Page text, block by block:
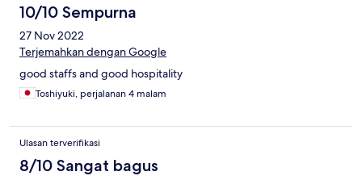
10/10 Sempurna
27 Nov 2022
Terjemahkan dengan Google
good staffs and good hospitality
Toshiyuki, perjalanan 4 malam
Ulasan terverifikasi
8/10 Sangat bagus